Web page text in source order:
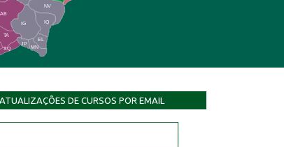
NV
IQ
EL
AB
JP
TA
SQ
IG
MN
DE CURSOS POR EMAIL